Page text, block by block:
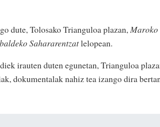
dute, Tolosako Trianguloa plazan,Maroko
Sahararentzatlelopean.
irauten duten egunetan, Trianguloa
dokumentalak nahiz tea izango dira